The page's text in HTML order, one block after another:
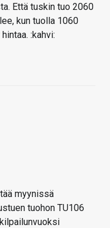
Että tuskin tuo 2060
kun tuolla 1060
:kahvi:
myynissä
tuohon TU106